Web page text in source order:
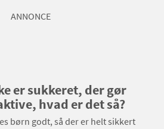
ANNONCE
er sukkeret, der gør
hvad er det så?
børn godt, så der er helt sikkert